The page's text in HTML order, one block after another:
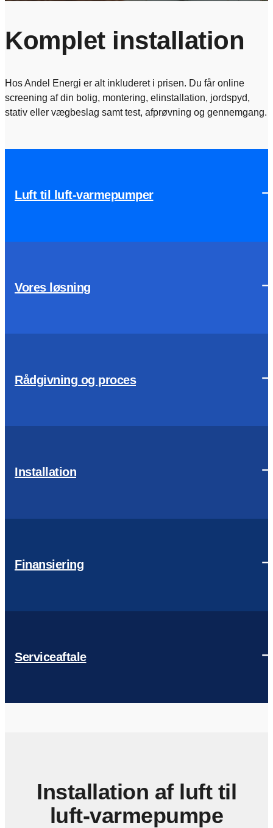
Komplet installation
Hos Andel Energi er alt inkluderet i prisen. Du får online
screening af din bolig, montering, elinstallation, jordspyd,
stativ eller vægbeslag samt test, afprøvning og gennemgang.
Luft til luft-varmepumper
Vores løsning
Rådgivning og proces
Installation
Finansiering
Serviceaftale
Installation af luft til
luft-varmepumpe